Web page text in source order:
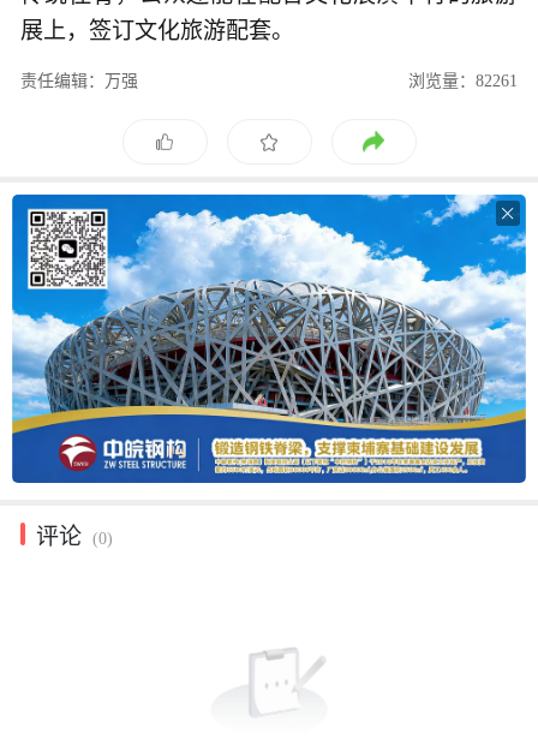
展上，签订文化旅游配套。
责任编辑：万强 浏览量：82261

评论 (0)